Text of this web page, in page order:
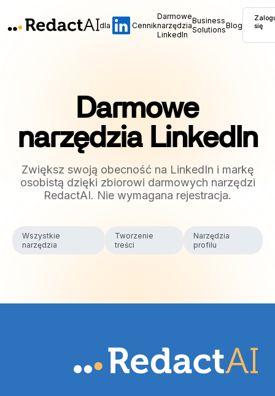
dla Cennik
Darmowe
narzędzia
LinkedIn
Business
SolutionsBlog
się
Darmowe
narzędzia LinkedIn
Zwiększ swoją obecność na LinkedIn i markę
osobistą dzięki zbiorowi darmowych narzędzi
RedactAI. Nie wymagana rejestracja.
Wszystkie
narzędzia
Tworzenie
treści
Narzędzia
profilu